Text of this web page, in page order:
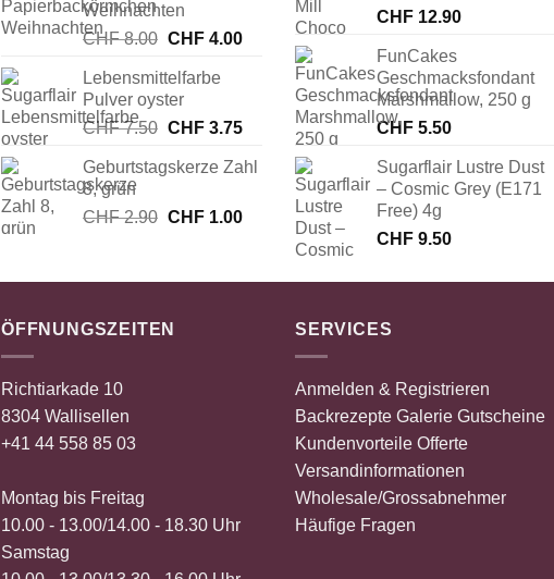
Weihnachten
CHF8.00 Ursprünglicher
war:
CHF 8.00
CHF4.00Aktueller
CHF 4.00.
Lebensmittelfarbe
Pulver oyster
CHF7.50 Ursprünglicher
war:
CHF3.75Aktueller
ist:
CHF 3.75.
Geburtstagskerze Zahl
8, grün
CHF2.90 Ursprünglicher
CHF 2.90
CHF1.00Aktueller
CHF 1.00.
CHF 12.90
FunCakes
Geschmacksfondant
Marshmallow, 250 g
CHF 5.50
Sugarflair Lustre Dust
– Cosmic Grey (E171
Free) 4g
CHF 9.50
ÖFFNUNGSZEITEN
Richtiarkade 10
8304 Wallisellen
+41 44 558 85 03
Montag bis Freitag
10.00 - 13.00/14.00 - 18.30 Uhr
Samstag
SERVICES
Anmelden & Registrieren
Backrezepte Galerie Gutscheine
Kundenvorteile Offerte
Versandinformationen
Wholesale/Grossabnehmer
Häufige Fragen